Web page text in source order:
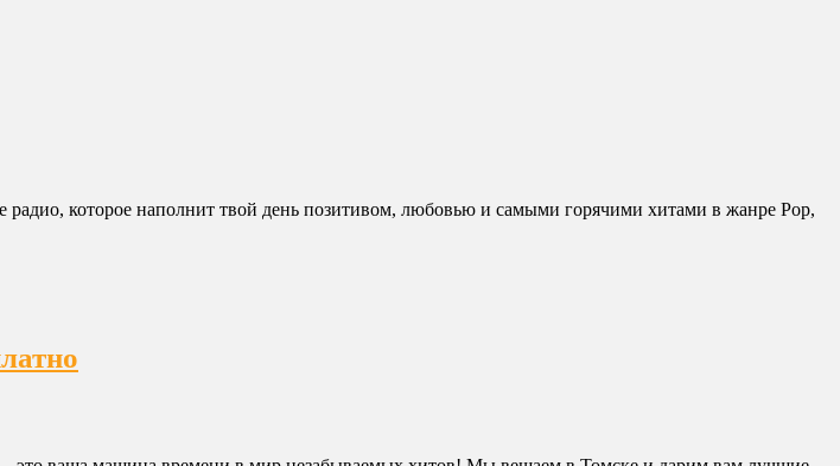
которое наполнит твой день позитивом, любовью и самыми горячими хитами в жанре Pop,